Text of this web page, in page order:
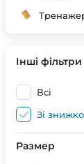
Інші фільтри
Всі
Зі
Размер